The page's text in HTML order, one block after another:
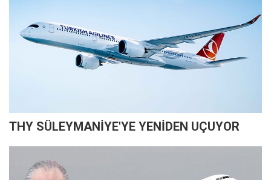
THY SÜLEYMANİYE'YE YENİDEN UÇUYOR